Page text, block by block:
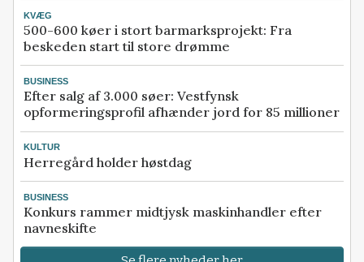
KVÆG
500-600 køer i stort barmarksprojekt: Fra
beskeden start til store drømme
BUSINESS
Efter salg af 3.000 søer: Vestfynsk
opformeringsprofil afhænder jord for 85 millioner
KULTUR
Herregård holder høstdag
BUSINESS
Konkurs rammer midtjysk maskinhandler efter
navneskifte